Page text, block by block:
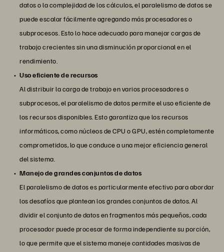
datos o la complejidad de los cálculos, el paralelismo de datos se
puede escalar fácilmente agregando más procesadores o
subprocesos. Esto lo hace adecuado para manejar cargas de
trabajo crecientes sin una disminución proporcional en el
rendimiento.
Uso eficiente de recursos
Al distribuir la carga de trabajo en varios procesadores o
subprocesos, el paralelismo de datos permite el uso eficiente de
los recursos disponibles. Esto garantiza que los recursos
informáticos, como núcleos de CPU o GPU, estén completamente
comprometidos, lo que conduce a una mejor eficiencia general
del sistema.
Manejo de grandes conjuntos de datos
El paralelismo de datos es particularmente efectivo para abordar
los desafíos que plantean los grandes conjuntos de datos. Al
dividir el conjunto de datos en fragmentos más pequeños, cada
procesador puede procesar de forma independiente su porción,
lo que permite que el sistema maneje cantidades masivas de